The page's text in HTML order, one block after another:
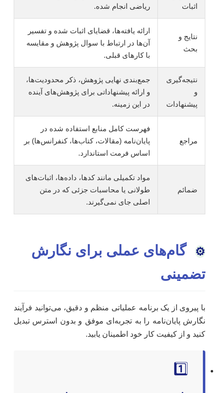
اثبات
ریاضی انجام شده.
نتایج و
بحث
ارائه یافته‌ها، قضایای اثبات شده و تفسیر
آن‌ها در ارتباط با سوال پژوهش و مقایسه
با کارهای قبلی.
نتیجه‌گیری
و
پیشنهادات
جمع‌بندی نهایی پژوهش، ذکر محدودیت‌ها،
و ارائه پیشنهاداتی برای پژوهش‌های آینده
در این زمینه.
مراجع
فهرست کامل منابع استفاده شده در
پایان‌نامه (مقالات، کتاب‌ها، کنفرانس‌ها) بر
اساس فرمت استاندارد.
ضمائم
مواد تکمیلی مانند کدها، داده‌ها، اثبات‌های
طولانی یا محاسبات جزئی که در متن
اصلی جای نمی‌گیرند.
⚙️
گام‌های عملی برای نگارش
تضمینی
با پیروی از یک برنامه عملیاتی منظم و دقیق، می‌توانید فرآیند
نگارش پایان‌نامه را به تجربه‌ای موفق و بدون استرس تبدیل
کنید و از کیفیت کار خود اطمینان یابید.
1️⃣